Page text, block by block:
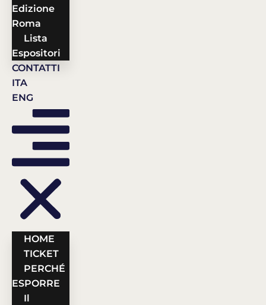
Edizione
Roma
Lista
Espositori
CONTATTI
ITA
ENG
HOME
TICKET
PERCHÉ
ESPORRE
Il